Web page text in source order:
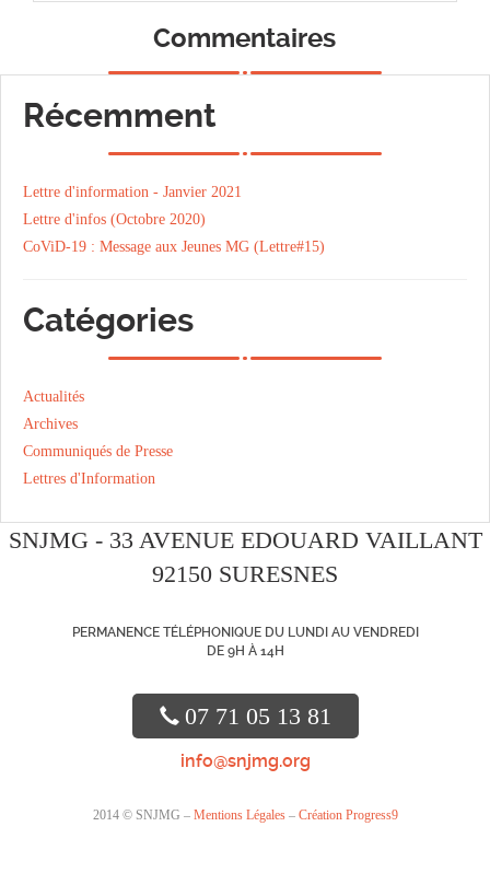
Commentaires
Récemment
Lettre d'information - Janvier 2021
Lettre d'infos (Octobre 2020)
CoViD-19 : Message aux Jeunes MG (Lettre#15)
Catégories
Actualités
Archives
Communiqués de Presse
Lettres d'Information
SNJMG - 33 AVENUE EDOUARD VAILLANT
92150 SURESNES
PERMANENCE TÉLÉPHONIQUE DU LUNDI AU VENDREDI
DE 9H À 14H
07 71 05 13 81
info@snjmg.org
2014 © SNJMG – Mentions Légales– Création Progress9